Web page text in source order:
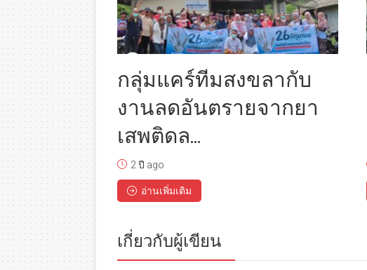
กลุ่มแคร์ทีมสงขลากับ
งานลดอันตรายจากยา
เสพติดล...
2 ปี ago
อ่านเพิ่มเติม
เกี่ยวกับผู้เขียน